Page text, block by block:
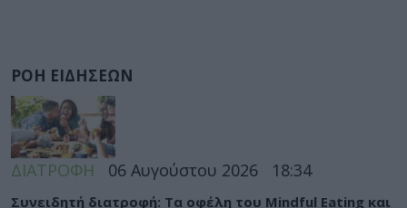
ΡΟΗ ΕΙΔΗΣΕΩΝ
ΔΙΑΤΡΟΦΗ 06 Αυγούστου 2026 18:34
Συνειδητή διατροφή: Τα οφέλη του Mindful Eating και